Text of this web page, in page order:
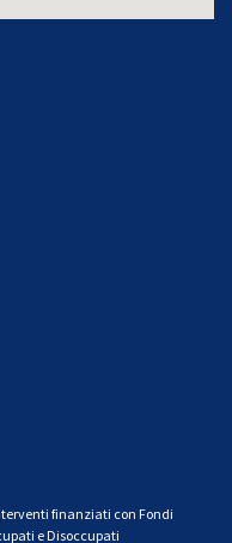
finanziati con Fondi
e Disoccupati